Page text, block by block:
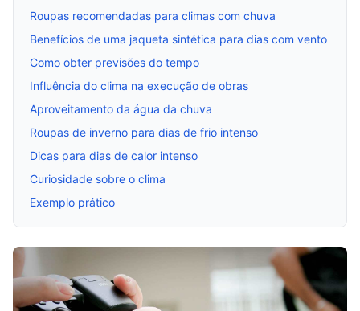
Roupas recomendadas para climas com chuva
Benefícios de uma jaqueta sintética para dias com vento
Como obter previsões do tempo
Influência do clima na execução de obras
Aproveitamento da água da chuva
Roupas de inverno para dias de frio intenso
Dicas para dias de calor intenso
Curiosidade sobre o clima
Exemplo prático